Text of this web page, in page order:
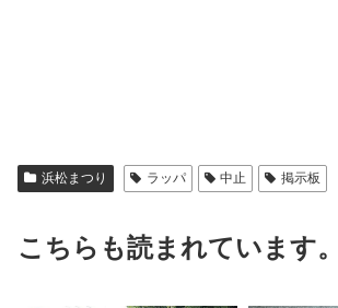
浜松まつり ラッパ 中止 掲示板
こちらも読まれています。